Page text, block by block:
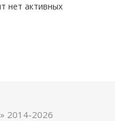
нет активных
2014-2026